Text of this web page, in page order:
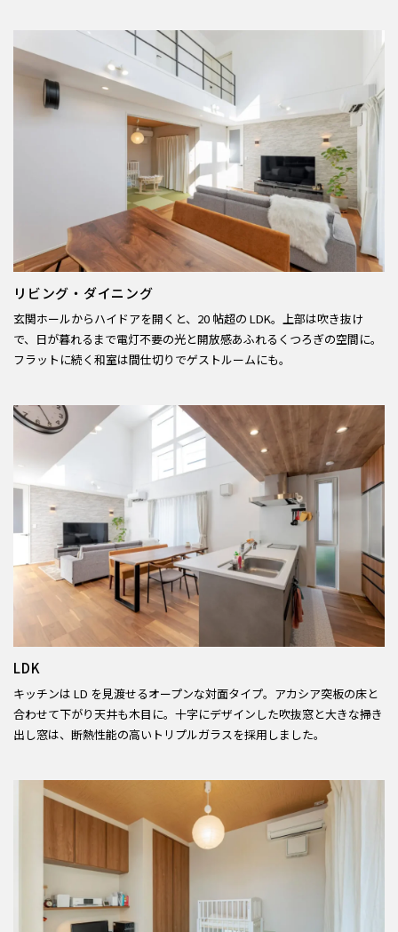
リビング・ダイニング
玄関ホールからハイドアを開くと、20 帖超の LDK。上部は吹き抜け
で、日が暮れるまで電灯不要の光と開放感あふれるくつろぎの空間に。
フラットに続く和室は間仕切りでゲストルームにも。
LDK
キッチンは LD を見渡せるオープンな対面タイプ。アカシア突板の床と
合わせて下がり天井も木目に。十字にデザインした吹抜窓と大きな掃き
出し窓は、断熱性能の高いトリプルガラスを採用しました。